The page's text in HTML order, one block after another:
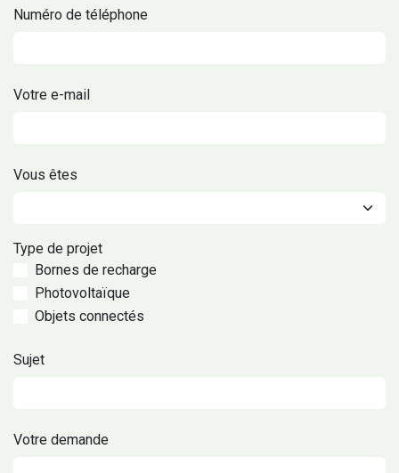
Numéro de téléphone
Votre e-mail
Vous êtes
Type de projet
Bornes de recharge
Photovoltaïque
Objets connectés
Sujet
Votre demande